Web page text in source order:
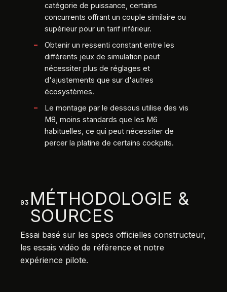
catégorie de puissance, certains
concurrents offrant un couple similaire ou
supérieur pour un tarif inférieur.
Obtenir un ressenti constant entre les
différents jeux de simulation peut
nécessiter plus de réglages et
d'ajustements que sur d'autres
écosystèmes.
Le montage par le dessous utilise des vis
M8, moins standards que les M6
habituelles, ce qui peut nécessiter de
percer la platine de certains cockpits.
03 MÉTHODOLOGIE &
SOURCES
Essai basé sur les specs officielles constructeur,
les essais vidéo de référence et notre
expérience pilote.